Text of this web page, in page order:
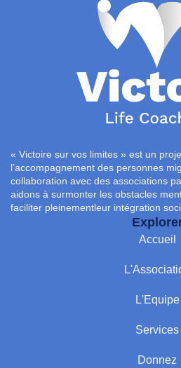
« Victoire sur vos limites » est un
l’accompagnement des personnes
collaboration avec des associations
aidons à surmonter les obstacles
faciliter pleinementleur intégration
Accueil
L'Equipe
Services
Donnez